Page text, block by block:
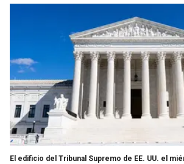
El edificio del Tribunal Supremo de EE. UU. el